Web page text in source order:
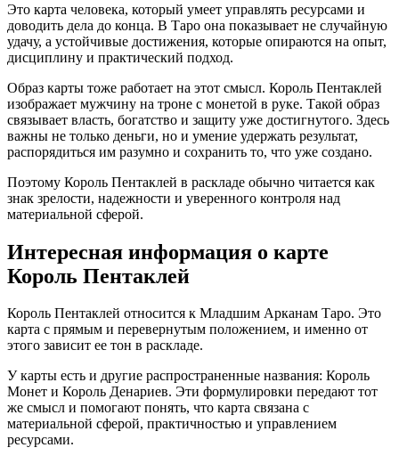
Это карта человека, который умеет управлять ресурсами и
доводить дела до конца. В Таро она показывает не случайную
удачу, а устойчивые достижения, которые опираются на опыт,
дисциплину и практический подход.
Образ карты тоже работает на этот смысл. Король Пентаклей
изображает мужчину на троне с монетой в руке. Такой образ
связывает власть, богатство и защиту уже достигнутого. Здесь
важны не только деньги, но и умение удержать результат,
распорядиться им разумно и сохранить то, что уже создано.
Поэтому Король Пентаклей в раскладе обычно читается как
знак зрелости, надежности и уверенного контроля над
материальной сферой.
Интересная информация о карте
Король Пентаклей
Король Пентаклей относится к Младшим Арканам Таро. Это
карта с прямым и перевернутым положением, и именно от
этого зависит ее тон в раскладе.
У карты есть и другие распространенные названия: Король
Монет и Король Денариев. Эти формулировки передают тот
же смысл и помогают понять, что карта связана с
материальной сферой, практичностью и управлением
ресурсами.